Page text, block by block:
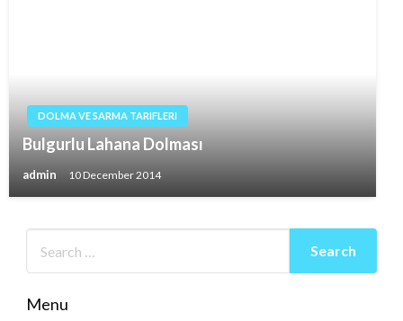
DOLMA VE SARMA TARIFLERI
Bulgurlu Lahana Dolması
admin 10 December 2014
Menu